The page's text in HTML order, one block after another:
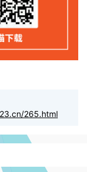
265.html